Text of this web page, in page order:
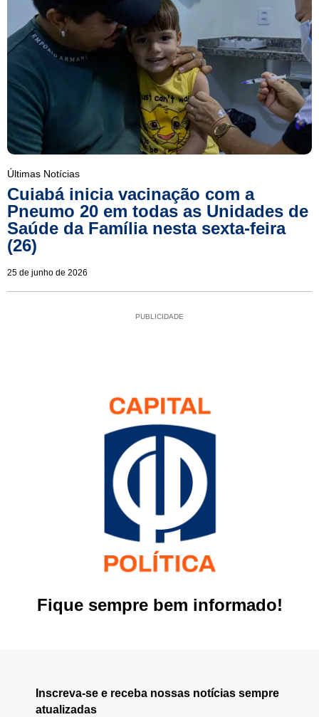
Últimas Notícias
Cuiabá inicia vacinação com a
Pneumo 20 em todas as Unidades de
Saúde da Família nesta sexta-feira
(26)
25 de junho de 2026
PUBLICIDADE
Fique sempre bem informado!
Inscreva-se e receba nossas notícias sempre
atualizadas